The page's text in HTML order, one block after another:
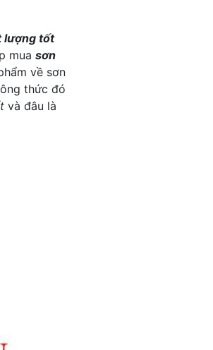
lượng tốt
mua sơn
về sơn
thức đó
và đâu là